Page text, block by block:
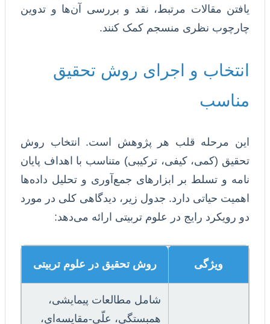
یافتن مقالات مرتبط، نقد و بررسی آن‌ها و تدوین
چارچوب نظری منسجم کمک کنند.
انتخاب و اجرای روش تحقیق
مناسب
این مرحله قلب هر پژوهش است. انتخاب روش
تحقیق (کمی، کیفی، ترکیبی) متناسب با اهداف پایان
نامه و تسلط بر ابزارهای جمع‌آوری و تحلیل داده‌ها
اهمیت حیاتی دارد. جدول زیر، دیدگاهی کلی در مورد
دو رویکرد رایج در علوم تربیتی ارائه می‌دهد:
ویژگی روش تحقیق در علوم تربیتی
شامل مطالعات پیمایشی،
همبستگی، علّی-مقایسه‌ای،